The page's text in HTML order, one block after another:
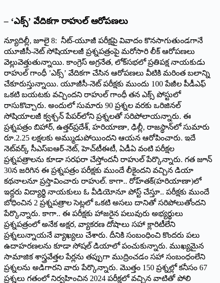
– ‘ఎక్స్’ ‌వేదికగా రాహుల్‌ ఆరోపణలు
న్యూదిల్లీ, జూలై 8: నీట్‌-‌యూజీ పరీక్షపై వివాదం కొనసాగుతుండగానే
యూజీసీ-నెట్‌ ‌సోషియాలజీ ప్రశ్నపత్రంపై మరోసారి లీక్‌ ఆరోపణలు
వెల్లువెత్తుతున్నాయి. కాంగ్రెస్‌ అ‌గ్రనేత, లోక్‌సభలో ప్రతిపక్ష నాయకుడు
రాహుల్‌ ‌గాంధీ ’ఎక్స్’ ‌వేదికగా చేసిన ఆరోపణలు వీటికి మరింత బలాన్ని
చేకూరుస్తున్నాయి. యూజీసీ-నెట్‌ ‌పరీక్షకు ముందు 100 పేజీల పీడీఎఫ్‌
ఒకటి బయటకు వచ్చిందని రాహుల్‌ ‌గాంధీ తన ఎక్స్ ‌పోస్టులో
రాసుకొచ్చారు. అందులో సుమారు 90 ప్రశ్నల వరకు ఒరిజినల్‌
‌సోషియాలజీ క్వశ్చన్‌ ‌పేపర్‌లోని ప్రశ్నలతో సరిపోలాయన్నారు. ఈ
ప్రశ్నపత్రం బిహార్‌, ఉత్తర్‌‌ప్రదేశ్‌, ‌హరియాణా, ఢిల్లీ, రాజస్థాన్‌లో సుమారు
రూ.2.25 లక్షలకు అమ్ముడుపోయిందని ఆయన ఆరోపించారు. ఇదే
నెట్‌వర్క్ ‌సీఎస్‌ఐఆర్‌-‌నెట్‌, ‌హెచ్‌టీఈటీ, ఏడీఏ వంటి పరీక్షల
ప్రశ్నపత్రాలను కూడా సరఫరా చేస్తోందనీ రాహుల్‌ ‌పేర్కొన్నారు. గత జూన్‌
30‌న జరిగిన ఈ ప్రశ్నపత్రం పరీక్షకు ముందే లీకైందని వచ్చిన డియా
కథనాలనూ ప్రస్తావించారు రాహుల్‌. ‌కాగా.. రోహ్‌తక్‌(‌హరియాణా)లో
ఇద్దరు విద్యార్థి నాయకులు ఓ వీడియోనూ పోస్ట్ ‌చేస్తూ.. పరీక్షకు ముందే
బోధించిన 2 ప్రశ్నపత్రాల సెట్లలో ఒకటి అసలు దానితో సరిపోలుతోందని
పేర్కొన్నారు. కాగా.. ఈ పరీక్షకు హాజరైన పలువురు అభ్యర్థులు
ప్రశ్నపత్రంలో అనేక అక్షర, వ్యాకరణ దోషాలు సహా క్లారిటీలేని
ప్రశ్నలున్నాయనే వ్యాఖ్యలు చేశారు. దీనికి సంబంధించి కొందరు పలు
ఉదాహరణలను కూడా సోషల్‌ ‌డియాలో పంచుకున్నారు. ముఖ్యమైన
సామాజిక శాస్త్రవేత్తల పేర్లను తప్పుగా ముద్రించడం సహా సంబంధంలేని
ప్రశ్నలను అడిగారని వారు పేర్కొన్నారు. మొత్తం 150 ప్రశ్నల్లో కనీసం 67
ప్రశ్నలు గతంలో నిర్వహించిన 2024 పరీక్షలో వచ్చిన వాటితో పోలి